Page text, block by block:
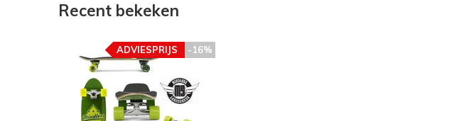
Recent bekeken
-16%
ADVIESPRIJS